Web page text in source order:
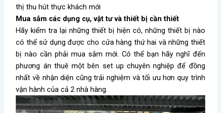
thị thu hút thực khách mới
Mua sắm các dụng cụ, vật tư và thiết bị cần thiết
Hãy kiểm tra lại những thiết bị hiện có, những thiết bị nào
có thể sử dụng được cho cửa hàng thứ hai và những thiết
bị nào cần phải mua sắm mới. Có thể bạn hãy nghĩ đến
phương án thuê một bên set up chuyên nghiệp để đồng
nhất về nhận diện cũng trải nghiệm và tối ưu hơn quy trình
vận hành của cả 2 nhà hàng.